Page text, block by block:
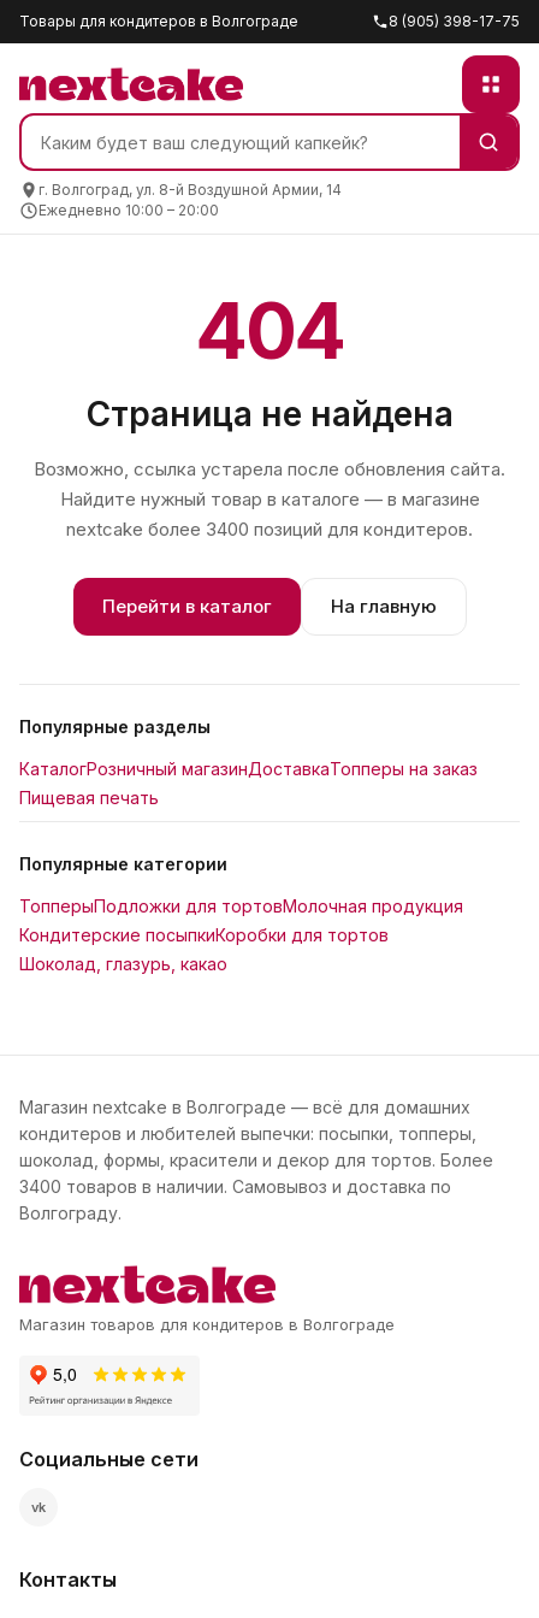
Товары для кондитеров в Волгограде 8 (905) 398-17-75
г. Волгоград, ул. 8-й Воздушной Армии, 14
Ежедневно 10:00 – 20:00
404
Страница не найдена
Возможно, ссылка устарела после обновления сайта.
Найдите нужный товар в каталоге — в магазине
nextcake более 3400 позиций для кондитеров.
Перейти в каталог На главную
Популярные разделы
КаталогРозничный магазинДоставкаТопперы на заказ
Пищевая печать
Популярные категории
ТопперыПодложки для тортовМолочная продукция
Кондитерские посыпкиКоробки для тортов
Шоколад, глазурь, какао
Магазин nextcake в Волгограде — всё для домашних
кондитеров и любителей выпечки: посыпки, топперы,
шоколад, формы, красители и декор для тортов. Более
3400 товаров в наличии. Самовывоз и доставка по
Волгограду.
Магазин товаров для кондитеров в Волгограде
Социальные сети
vk
Контакты